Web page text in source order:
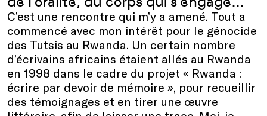
C’est une rencontre qui m’y a amené. Tout a
commencé avec mon intérêt pour le génocide
des Tutsis au Rwanda. Un certain nombre
d’écrivains africains étaient allés au Rwanda
en 1998 dans le cadre du projet « Rwanda :
écrire par devoir de mémoire », pour recueillir
des témoignages et en tirer une œuvre